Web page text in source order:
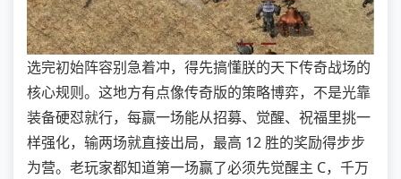
选完初始阵容别急着冲，得先搞懂朕的天下传奇战场的
核心规则。这地方有点像传奇版的策略博弈，不是光靠
装备硬怼就行，每赢一场能从招募、觉醒、祝福里挑一
样强化，输两场就直接出局，最高 12 胜的奖励得步步
为营。老玩家都知道第一场赢了必须先觉醒主 C，千万